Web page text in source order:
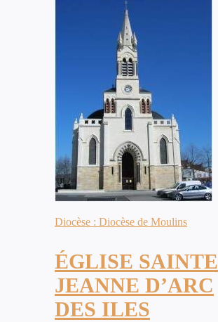
Diocèse : Diocèse de Moulins
ÉGLISE SAINTE
JEANNE D’ARC
DES ILES